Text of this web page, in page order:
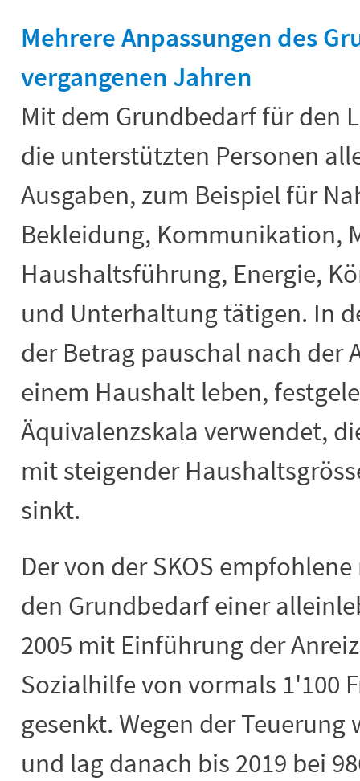
Mehrere Anpassungen des
vergangenen Jahren
Mit dem Grundbedarf für den
die unterstützten Personen
Ausgaben, zum Beispiel für
Bekleidung, Kommunikation,
Haushaltsführung, Energie,
und Unterhaltung tätigen. In
der Betrag pauschal nach der
einem Haushalt leben,
Äquivalenzskala verwendet,
mit steigender
sinkt.
Der von der SKOS
den Grundbedarf einer
2005 mit Einführung der
Sozialhilfe von vormals 1'100
gesenkt. Wegen der
und lag danach bis 2019 bei